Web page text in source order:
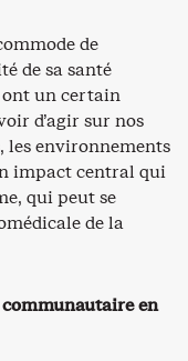
de
de sa santé
ont un certain
d’agir sur nos
les environnements
impact central qui
qui peut se
de la
en